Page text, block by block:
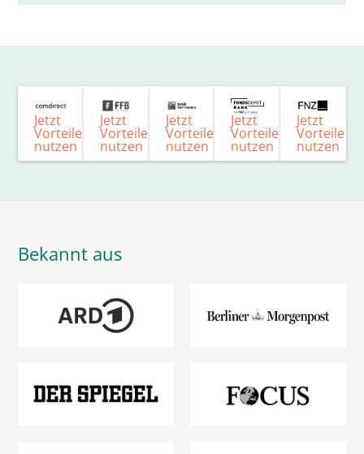
Jetzt
Vorteile
nutzen
Jetzt
Vorteile
nutzen
Jetzt
Vorteile
nutzen
Jetzt
Vorteile
nutzen
Jetzt
Vorteile
nutzen
Bekannt aus